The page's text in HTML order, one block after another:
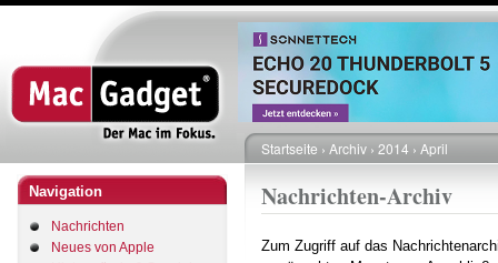
Direkt
zum
Inhalt
Navigation
Nachrichten
Neues von Apple
Pfadnavigation
Startseite Archiv 2014 April
Nachrichten-Archiv
Zum Zugriff auf das